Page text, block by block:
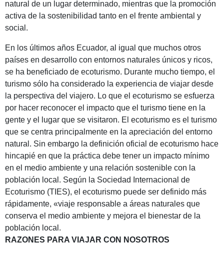
natural de un lugar determinado, mientras que la promoción
activa de la sostenibilidad tanto en el frente ambiental y
social.
En los últimos años Ecuador, al igual que muchos otros
países en desarrollo con entornos naturales únicos y ricos,
se ha beneficiado de ecoturismo. Durante mucho tiempo, el
turismo sólo ha considerado la experiencia de viajar desde
la perspectiva del viajero. Lo que el ecoturismo se esfuerza
por hacer reconocer el impacto que el turismo tiene en la
gente y el lugar que se visitaron. El ecoturismo es el turismo
que se centra principalmente en la apreciación del entorno
natural. Sin embargo la definición oficial de ecoturismo hace
hincapié en que la práctica debe tener un impacto mínimo
en el medio ambiente y una relación sostenible con la
población local. Según la Sociedad Internacional de
Ecoturismo (TIES), el ecoturismo puede ser definido más
rápidamente, «viaje responsable a áreas naturales que
conserva el medio ambiente y mejora el bienestar de la
población local.
RAZONES PARA VIAJAR CON NOSOTROS